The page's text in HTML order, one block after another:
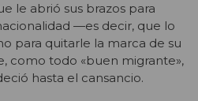
le abrió sus brazos para
—es decir, que lo
para quitarle la marca de su
como todo «buen migrante»,
hasta el cansancio.